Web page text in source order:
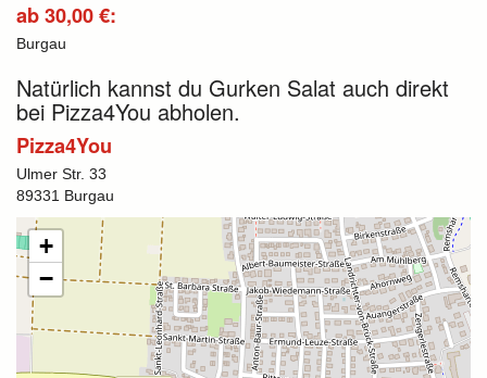
ab 30,00 €:
Burgau
Natürlich kannst du Gurken Salat auch direkt
bei Pizza4You abholen.
Pizza4You
Ulmer Str. 33
89331 Burgau
+
−